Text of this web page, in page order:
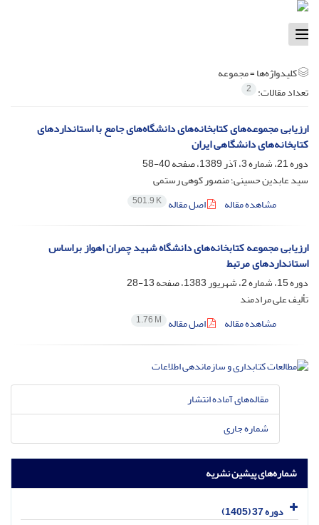
Toggle
navigation
کلیدواژه‌ها =مجموعه
تعداد مقالات: 2
ارزیابی مجموعه‌های کتابخانه‌های دانشگاه‌های جامع با استانداردهای
کتابخانه‌های دانشگاهی ایران
دوره 21، شماره 3، آذر 1389، صفحه
40-58
سید عابدین حسینی؛ منصور کوهی‌ رستمی
مشاهده مقاله
اصل مقاله 501.9 K
ارزیابی مجموعه کتابخانه‌های دانشگاه شهید چمران اهواز براساس
استانداردهای مرتبط
دوره 15، شماره 2، شهریور 1383، صفحه
13-28
تألیف علی مرادمند
مشاهده مقاله
اصل مقاله 1.76 M
مقاله‌های آماده انتشار
شماره جاری
شماره‌های پیشین نشریه
دوره 37 (1405)